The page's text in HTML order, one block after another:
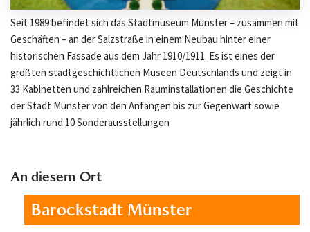
Seit 1989 befindet sich das Stadtmuseum Münster – zusammen mit
Geschäften – an der Salzstraße in einem Neubau hinter einer
historischen Fassade aus dem Jahr 1910/1911. Es ist eines der
größten stadtgeschichtlichen Museen Deutschlands und zeigt in
33 Kabinetten und zahlreichen Rauminstallationen die Geschichte
der Stadt Münster von den Anfängen bis zur Gegenwart sowie
jährlich rund 10 Sonderausstellungen
An diesem Ort
Barockstadt Münster